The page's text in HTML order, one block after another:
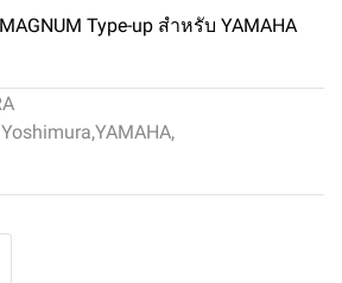
Type-up สำหรับ YAMAHA
,YAMAHA,